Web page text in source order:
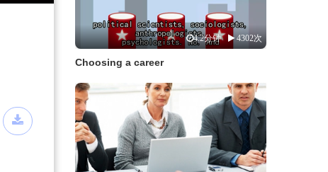
4.2分钟 4302次
Choosing a career